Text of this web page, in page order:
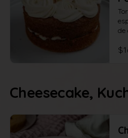
de
Cheesecake,